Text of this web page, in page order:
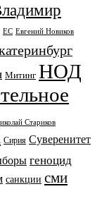
ЕС Евгений Новиков
Митинг НОД
Стариков
Сирия Суверенитет
геноцид
санкции сми